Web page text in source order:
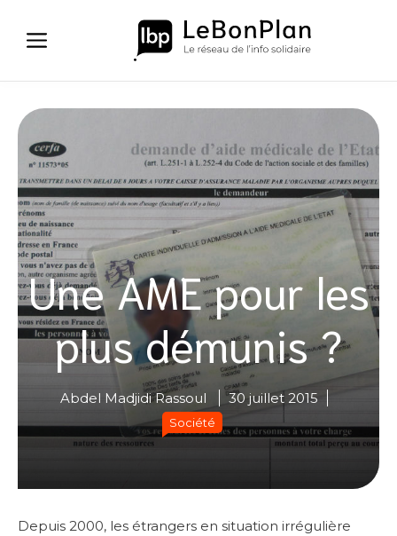
contenu
Une AME pour les
plus démunis ?
Abdel Madjidi Rassoul 30 juillet 2015
Société
Depuis 2000, les étrangers en situation irrégulière